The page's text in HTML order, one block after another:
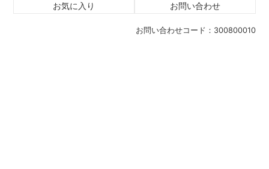
お問い合わせコード： 300800010
お気に入り お問い合わせ